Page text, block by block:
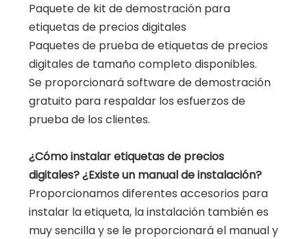
Paquete de kit de demostración para
etiquetas de precios digitales
Paquetes de prueba de etiquetas de precios
digitales de tamaño completo disponibles.
Se proporcionará software de demostración
gratuito para respaldar los esfuerzos de
prueba de los clientes.
¿Cómo instalar etiquetas de precios
digitales? ¿Existe un manual de instalación?
Proporcionamos diferentes accesorios para
instalar la etiqueta, la instalación también es
muy sencilla y se le proporcionará el manual y